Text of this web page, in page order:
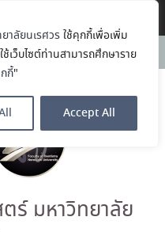
ลัยนเรศวร ใช้คุกกี้เพื่อเพิ่ม
เว็บไซต์ท่านสามารถศึกษาราย
กี้"
Accept All
ธ
ทย
ย์
ร์ มหาวิทยาลัย